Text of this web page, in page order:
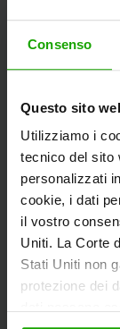
Consenso
Questo sito
Utilizziamo i
tecnico del sito
personalizzati
cookie, i dati
il vostro
Uniti. La Corte
Stati Uniti non
protezione dei